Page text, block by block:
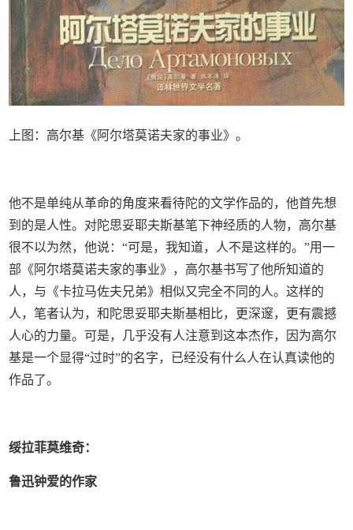
上图：高尔基《阿尔塔莫诺夫家的事业》。
他不是单纯从革命的角度来看待陀的文学作品的，他首先想
到的是人性。对陀思妥耶夫斯基笔下神经质的人物，高尔基
很不以为然，他说：“可是，我知道，人不是这样的。”用一
部《阿尔塔莫诺夫家的事业》，高尔基书写了他所知道的
人，与《卡拉马佐夫兄弟》相似又完全不同的人。这样的
人，笔者认为，和陀思妥耶夫斯基相比，更深邃，更有震撼
人心的力量。可是，几乎没有人注意到这本杰作，因为高尔
基是一个显得“过时”的名字，已经没有什么人在认真读他的
作品了。
绥拉菲莫维奇：
鲁迅钟爱的作家